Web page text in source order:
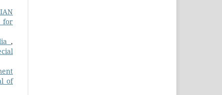
for
,
of